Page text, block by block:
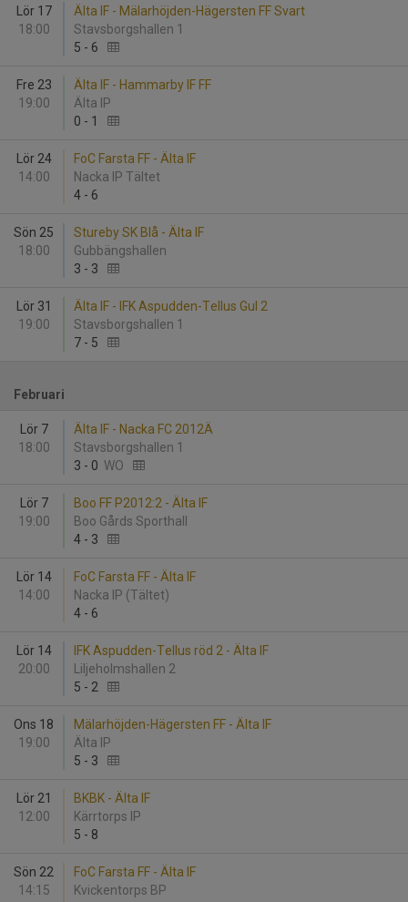
Lör 17
18:00
Älta IF - Mälarhöjden-Hägersten FF Svart
Stavsborgshallen 1
5 - 6
Fre 23
19:00
Älta IF - Hammarby IF FF
Älta IP
0 - 1
Lör 24
14:00
FoC Farsta FF - Älta IF
Nacka IP Tältet
4 - 6
Sön 25
18:00
Stureby SK Blå - Älta IF
Gubbängshallen
3 - 3
Lör 31
19:00
Älta IF - IFK Aspudden-Tellus Gul 2
Stavsborgshallen 1
7 - 5
Februari
Lör 7
18:00
Älta IF - Nacka FC 2012Ä
Stavsborgshallen 1
3 - 0 WO
Lör 7
19:00
Boo FF P2012:2 - Älta IF
Boo Gårds Sporthall
4 - 3
Lör 14
14:00
FoC Farsta FF - Älta IF
Nacka IP (Tältet)
4 - 6
Lör 14
20:00
IFK Aspudden-Tellus röd 2 - Älta IF
Liljeholmshallen 2
5 - 2
Ons 18
19:00
Mälarhöjden-Hägersten FF - Älta IF
Älta IP
5 - 3
Lör 21
12:00
BKBK - Älta IF
Kärrtorps IP
5 - 8
Sön 22
14:15
FoC Farsta FF - Älta IF
Kvickentorps BP